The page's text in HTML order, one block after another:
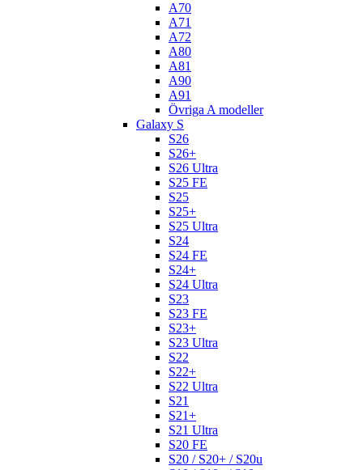
A70
A71
A72
A80
A81
A90
A91
Övriga A modeller
Galaxy S
S26
S26+
S26 Ultra
S25 FE
S25
S25+
S25 Ultra
S24
S24 FE
S24+
S24 Ultra
S23
S23 FE
S23+
S23 Ultra
S22
S22+
S22 Ultra
S21
S21+
S21 Ultra
S20 FE
S20 / S20+ / S20u